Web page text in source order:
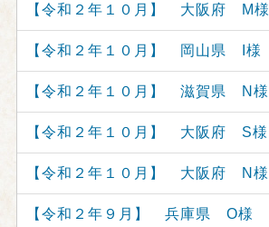
【令和２年１０月】 大阪府 M様
【令和２年１０月】 岡山県 I様
【令和２年１０月】 滋賀県 N様
【令和２年１０月】 大阪府 S様
【令和２年１０月】 大阪府 N様
【令和２年９月】 兵庫県 O様